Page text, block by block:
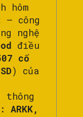
hôm
— công
nghệ
điều
cổ
) của
thông
: ARKK,